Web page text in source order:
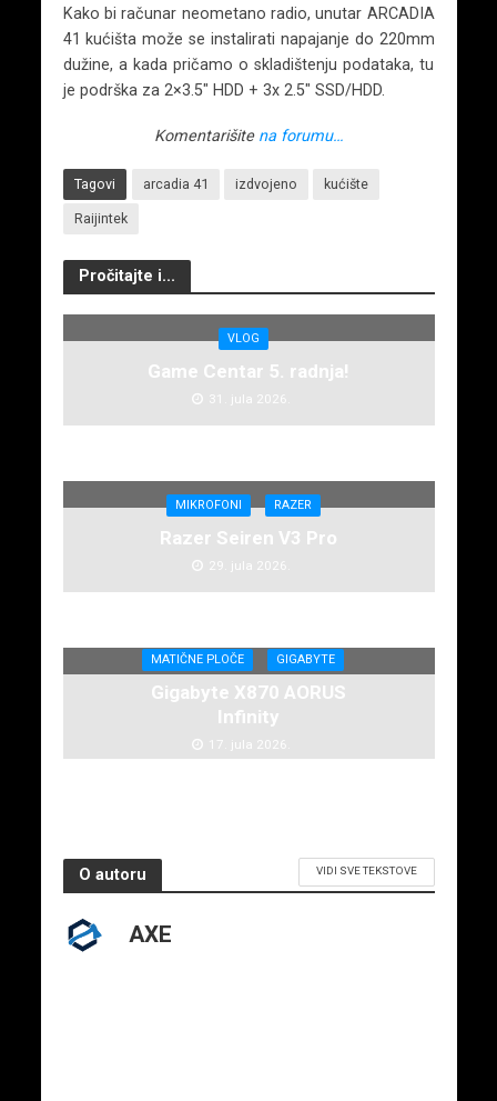
Kako bi računar neometano radio, unutar ARCADIA
41 kućišta može se instalirati napajanje do 220mm
dužine, a kada pričamo o skladištenju podataka, tu
je podrška za 2×3.5″ HDD + 3x 2.5″ SSD/HDD.
Komentarišite na forumu…
Tagovi arcadia 41 izdvojeno kućište
Raijintek
Pročitajte i...
VLOG
Game Centar 5. radnja!
31. jula 2026.
MIKROFONI RAZER
Razer Seiren V3 Pro
29. jula 2026.
MATIČNE PLOČE GIGABYTE
Gigabyte X870 AORUS
Infinity
17. jula 2026.
O autoru VIDI SVE TEKSTOVE
AXE